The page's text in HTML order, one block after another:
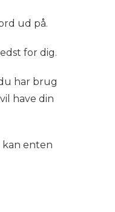
ud på.
for dig.
har brug
have din
kan enten